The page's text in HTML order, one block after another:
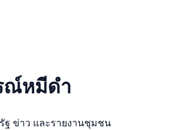
ณ์หมีดำ
ข่าว และรายงานชุมชน